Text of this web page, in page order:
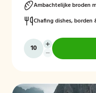
Ambachtelijke broden
Chafing dishes, borden